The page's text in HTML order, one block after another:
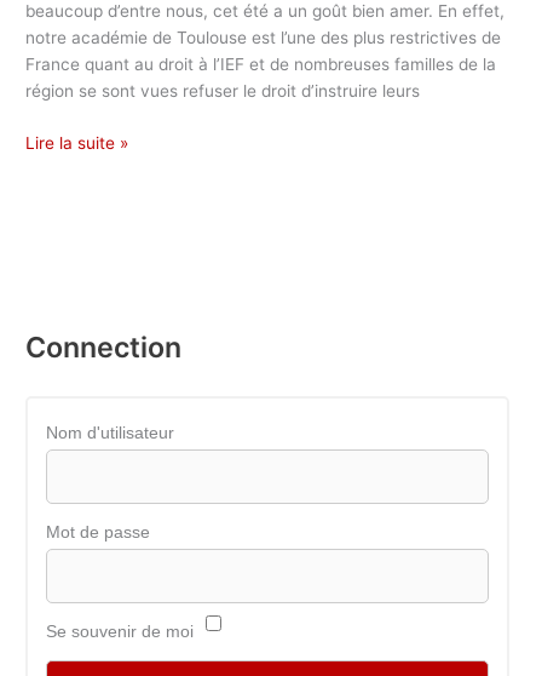
beaucoup d’entre nous, cet été a un goût bien amer. En effet,
notre académie de Toulouse est l’une des plus restrictives de
France quant au droit à l’IEF et de nombreuses familles de la
région se sont vues refuser le droit d’instruire leurs
Manifestation
Lire la suite »
Connection
Nom d'utilisateur
Mot de passe
Se souvenir de moi